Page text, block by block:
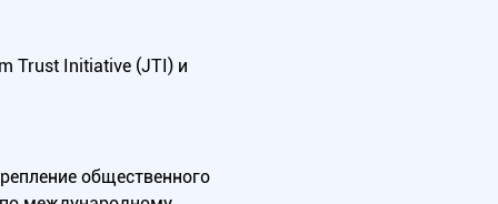
Trust Initiative (JTI) и
общественного